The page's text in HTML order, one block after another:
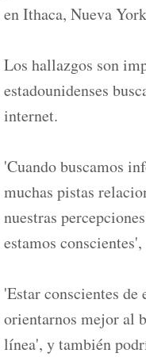
en Ithaca, Nueva
Los hallazgos son
estadounidenses
internet.
'Cuando buscamos
muchas pistas
nuestras
estamos
'Estar conscientes de
orientarnos mejor al
línea', y también